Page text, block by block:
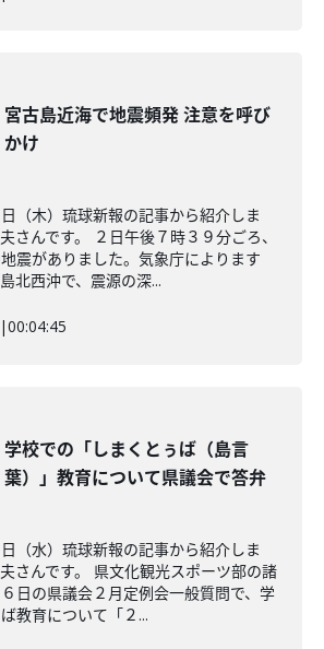
宮古島近海で地震頻発 注意を呼び
かけ
（木）琉球新報の記事から紹介しま
さんです。 ２日午後７時３９分ごろ、
震がありました。気象庁によります
北西沖で、震源の深...
|00:04:45
学校での「しまくとぅば（島言
葉）」教育について県議会で答弁
（水）琉球新報の記事から紹介しま
さんです。 県文化観光スポーツ部の諸
日の県議会２月定例会一般質問で、学
教育について「２...